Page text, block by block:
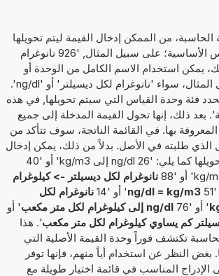
الحاسبة، من الممكن إدخال القيمة ليتم تحويلها
معاً مع وحدة القياس الأساسية؛ على سبيل المثال, '926 نانوغرام
يمكن استخدام الاسم الكامل من الوحدة أو
الاختصارعلى سبيل المثال، سواء 'نانوغرام لكل ديسيلتر' أو 'ng/dl'.
تحدد فئة وحدة القياس التي سيتم تحويلها, في هذه
بعد ذلك، إنها تحول القيمة المدخلة إلى جميع
بها. في القائمة الناتجة، سوف تتأكد من
الذي طلبته في الأصل. بدلاً من ذلك، يمكن إدخال
القيمة المطلوب تحويلها كما يلي: '26 ng/dl إلى kg/m3' أو '40
نانوغرام لكل ديسيلتر -> كيلوغرام
ng/dl = kg/m3' أو '14
نانوغرام لكل
' أو '76 ng/dl إلى كيلوغرام لكل متر مكعب
' أو
كم يساوي كيلوغرام لكل متر مكعب'. هذا
تكتشف فوراً وحدة القيمة الأصلية التي
بغض النظر عن استخدام أياً منهم، فإنها توفر
المناسب في قائمة اختيار طويلة مع